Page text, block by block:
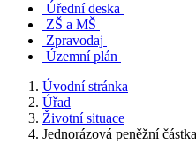
Úřední deska
ZŠ a MŠ
Zpravodaj
Územní plán
Úvodní stránka
Úřad
Životní situace
Jednorázová peněžní